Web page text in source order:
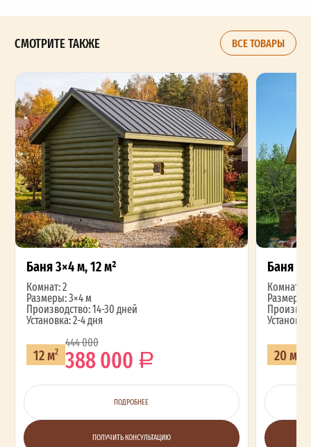
СМОТРИТЕ ТАКЖЕ ВСЕ ТОВАРЫ
Баня 3×4 м, 12 м²
Комнат: 2
Размеры: 3×4 м
Производство: 14-30 дней
Установка: 2-4 дня
12 м2
444 000
388 000
ПОДРОБНЕЕ
ПОЛУЧИТЬ КОНСУЛЬТАЦИЮ
Баня
Комнат: 2
Размеры:
20 м